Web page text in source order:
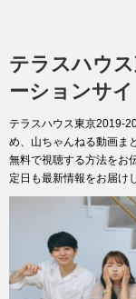
テラスハウ
ーションサイ
テラスハウス東京2019-
め、山ちゃんねる動画ま
無料で視聴する方法をお
定日も最新情報をお届け